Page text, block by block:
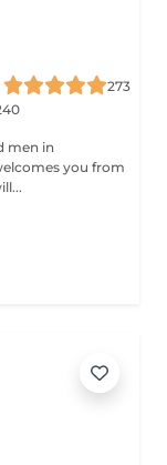
273
men in
you from
You will...